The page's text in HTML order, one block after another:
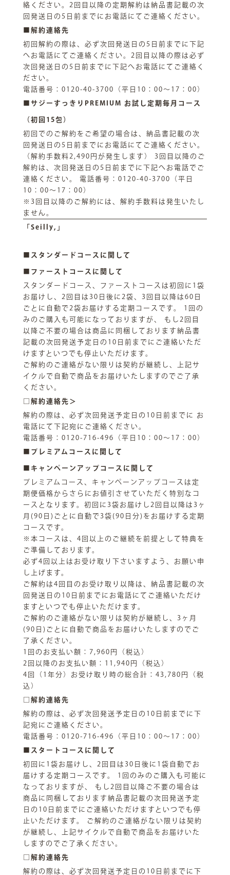
絡ください。2回目以降の定期解約は納品書記載の次
回発送日の5日前までにお電話にてご連絡ください。
■解約連絡先
初回解約の際は、必ず次回発送日の5日前までに下記
へお電話にてご連絡ください。2回目以降の際は必ず
次回発送日の5日前までに下記へお電話にてご連絡く
ださい。
電話番号：0120-40-3700（平日10：00～17：00）
■サジーすっきりPREMIUM お試し定期毎月コース
（初回15包）
初回でのご解約をご希望の場合は、納品書記載の次
回発送日の5日前までにお電話にてご連絡ください。
（解約手数料2,490円が発生します） 3回目以降のご
解約は、次回発送日の5日前までに下記へお電話でご
連絡ください。 電話番号：0120-40-3700（平日
10：00～17：00）
※3回目以降のご解約には、解約手数料は発生いたし
ません。
「Seilly,」
■スタンダードコースに関して
■ファーストコースに関して
スタンダードコース、ファーストコースは初回に1袋
お届けし、2回目は30日後に2袋、3回目以降は60日
ごとに自動で2袋お届けする定期コースです。 1回の
みのご購入も可能になっておりますが、 もし2回目
以降ご不要の場合は商品に同梱しております納品書
記載の次回発送予定日の10日前までにご連絡いただ
けますといつでも停止いただけます。
ご解約のご連絡がない限りは契約が継続し、上記サ
イクルで自動で商品をお届けいたしますのでご了承
ください。
□解約連絡先＞
解約の際は、必ず次回発送予定日の10日前までに お
電話にて下記宛にご連絡ください。
電話番号：0120-716-496（平日10：00～17：00）
■プレミアムコースに関して
■キャンペーンアップコースに関して
プレミアムコース、キャンペーンアップコースは定
期便価格からさらにお値引させていただく特別なコ
ースとなります。初回に3袋お届けし2回目以降は3ヶ
月(90日)ごとに自動で3袋(90日分)をお届けする定期
コースです。
※本コースは、4回以上のご継続を前提として特典を
ご準備しております。
必ず4回以上はお受け取り下さいますよう、お願い申
し上げます。
ご解約は4回目のお受け取り以降は、納品書記載の次
回発送日の10日前までにお電話にてご連絡いただけ
ますといつでも停止いただけます。
ご解約のご連絡がない限りは契約が継続し、3ヶ月
(90日)ごとに自動で商品をお届けいたしますのでご
了承ください。
1回のお支払い額：7,960円（税込）
2回以降のお支払い額：11,940円（税込）
4回（1年分）お受け取り時の総合計：43,780円（税
込）
□解約連絡先
解約の際は、必ず次回発送予定日の10日前までに下
記宛にご連絡ください。
電話番号：0120-716-496（平日10：00～17：00）
■スタートコースに関して
初回に1袋お届けし、2回目は30日後に1袋自動でお
届けする定期コースです。 1回のみのご購入も可能に
なっておりますが、 もし2回目以降ご不要の場合は
商品に同梱しております納品書記載の次回発送予定
日の10日前までにご連絡いただけますといつでも停
止いただけます。 ご解約のご連絡がない限りは契約
が継続し、上記サイクルで自動で商品をお届けいた
しますのでご了承ください。
□解約連絡先
解約の際は、必ず次回発送予定日の10日前までに下